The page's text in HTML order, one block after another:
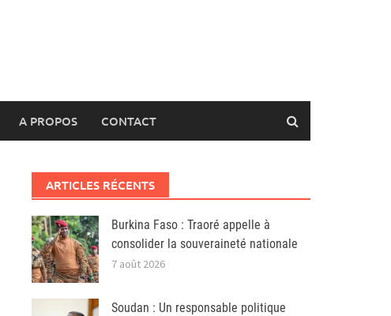
A PROPOS CONTACT
ARTICLES RÉCENTS
Burkina Faso : Traoré appelle à
consolider la souveraineté nationale
7 août 2026
Soudan : Un responsable politique